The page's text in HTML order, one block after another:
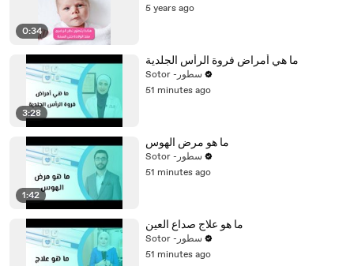
0:34
5 years ago
3:28
ما هي أمراض فروة الرأس الجلدية
Sotor -سطور
51 minutes ago
1:42
ما هو مرض الهوس
Sotor -سطور
51 minutes ago
ما هو علاج صداع العين
Sotor -سطور
51 minutes ago